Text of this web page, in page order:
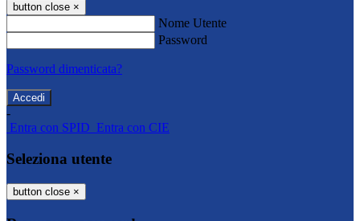
button close ×
Nome Utente
Password
Password dimenticata?
-
Entra con SPID Entra con CIE
Seleziona utente
button close ×